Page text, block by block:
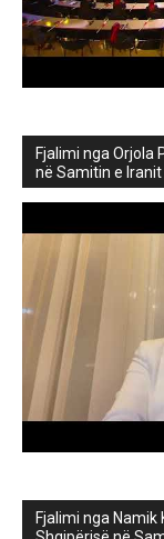
Fjalimi nga Orjola
në Samitin e
Fjalimi nga Namik